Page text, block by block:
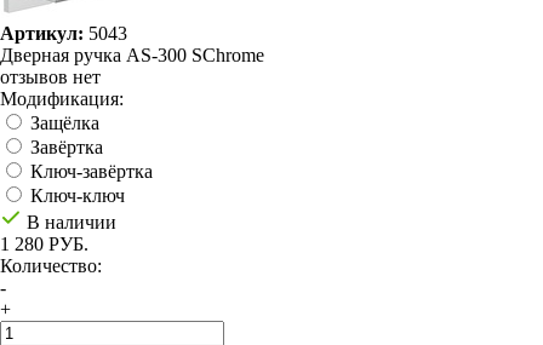
Артикул: 5043
Дверная ручка AS-300 SChrome
отзывов нет
Модификация:
Защёлка
Завёртка
Ключ-завёртка
Ключ-ключ
В наличии
1 280 РУБ.
Количество:
-
+